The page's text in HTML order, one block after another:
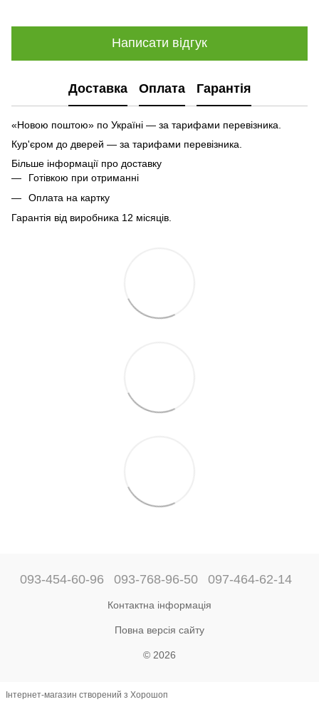
Написати відгук
Доставка Оплата Гарантія
«Новою поштою» по Україні — за тарифами перевізника.
Кур'єром до дверей — за тарифами перевізника.
Більше інформації про доставку
Готівкою при отриманні
Оплата на картку
Гарантія від виробника 12 місяців.
093-454-60-96 093-768-96-50 097-464-62-14
Контактна інформація
Повна версія сайту
© 2026
Інтернет-магазин створений з Хорошоп